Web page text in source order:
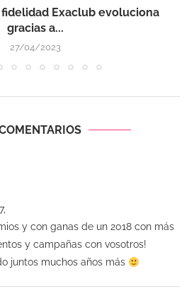
fidelidad Exaclub evoluciona
gracias a...
27/04/2023
y con ganas de un 2018 con más
y campañas con vosotros!
juntos muchos años más